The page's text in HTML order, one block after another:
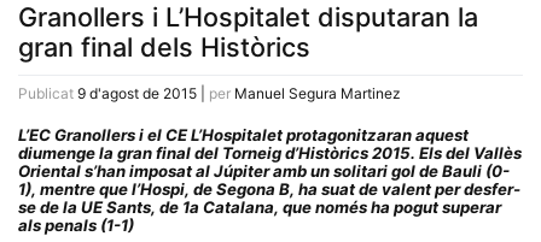
Granollers i L’Hospitalet disputaran la
gran final dels Històrics
Publicat 9 d'agost de 2015 per Manuel Segura Martinez
L’EC Granollers i el CE L’Hospitalet protagonitzaran aquest
diumenge la gran final del Torneig d’Històrics 2015. Els del Vallès
Oriental s’han imposat al Júpiter amb un solitari gol de Bauli (0-
1), mentre que l’Hospi, de Segona B, ha suat de valent per desfer-
se de la UE Sants, de 1a Catalana, que només ha pogut superar
als penals (1-1)